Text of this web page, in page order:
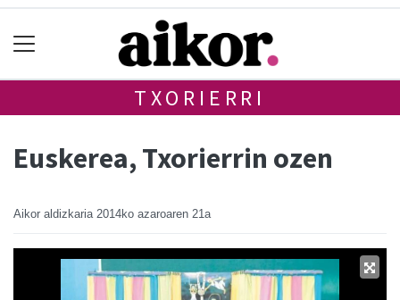
TXORIERRI
Euskerea, Txorierrin ozen
Aikor aldizkaria 2014ko azaroaren 21a